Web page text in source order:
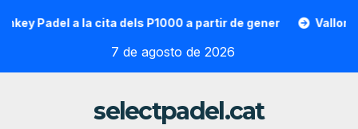
Padel a la cita dels P1000 a partir de gener Vallon
7 de agosto de 2026
selectpadel.cat